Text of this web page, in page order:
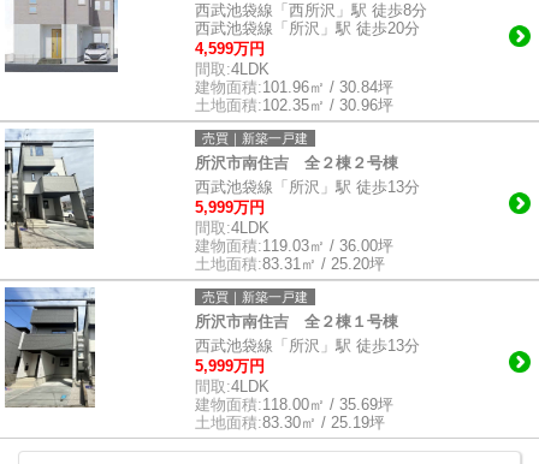
西武池袋線「西所沢」駅 徒歩8分
西武池袋線「所沢」駅 徒歩20分
4,599万円
間取:4LDK
建物面積:101.96㎡ / 30.84坪
土地面積:102.35㎡ / 30.96坪
売買｜新築一戸建
所沢市南住吉 全２棟２号棟
西武池袋線「所沢」駅 徒歩13分
5,999万円
間取:4LDK
建物面積:119.03㎡ / 36.00坪
土地面積:83.31㎡ / 25.20坪
売買｜新築一戸建
所沢市南住吉 全２棟１号棟
西武池袋線「所沢」駅 徒歩13分
5,999万円
間取:4LDK
建物面積:118.00㎡ / 35.69坪
土地面積:83.30㎡ / 25.19坪